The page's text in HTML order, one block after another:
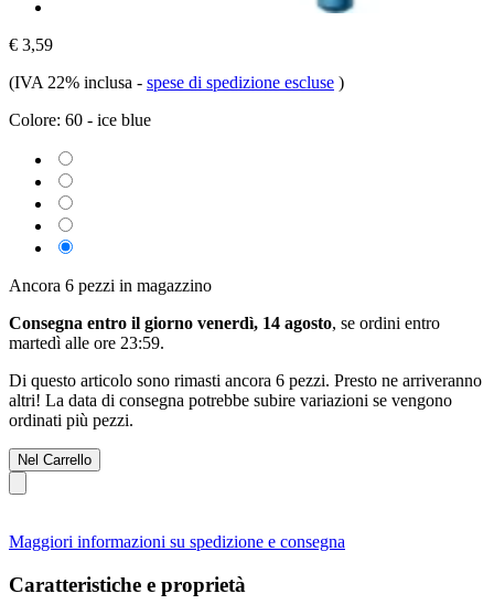
€ 3,59
(IVA 22% inclusa - spese di spedizione escluse )
Colore: 60 - ice blue
Ancora 6 pezzi in magazzino
Consegna entro il giorno venerdì, 14 agosto, se ordini entro
martedì alle ore 23:59.
Di questo articolo sono rimasti ancora 6 pezzi. Presto ne arriveranno
altri! La data di consegna potrebbe subire variazioni se vengono
ordinati più pezzi.
Nel Carrello
Maggiori informazioni su spedizione e consegna
Caratteristiche e proprietà